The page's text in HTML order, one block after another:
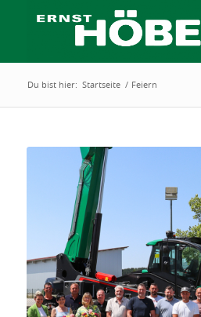
Du bist hier: Startseite / Feiern